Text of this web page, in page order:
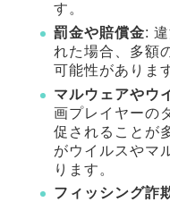
す。
罰金や賠償金:
れた場合、多額
可能性がありま
マルウェアやウ
画プレイヤーの
促されることが
がウイルスやマ
ります。
フィッシング詐